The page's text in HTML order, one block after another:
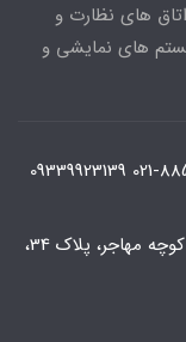
های نظارت و
های نمایشی و
تهران، سیدخندان، سهروردی شمالی، کوچه مهاجر، پلاک 34،